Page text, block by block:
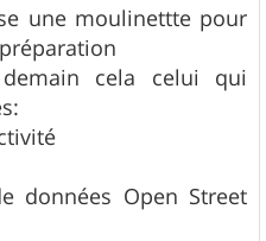
une moulinettte pour
cela celui qui
données Open Street